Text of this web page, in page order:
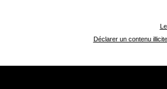
Déclarer un contenu illicite